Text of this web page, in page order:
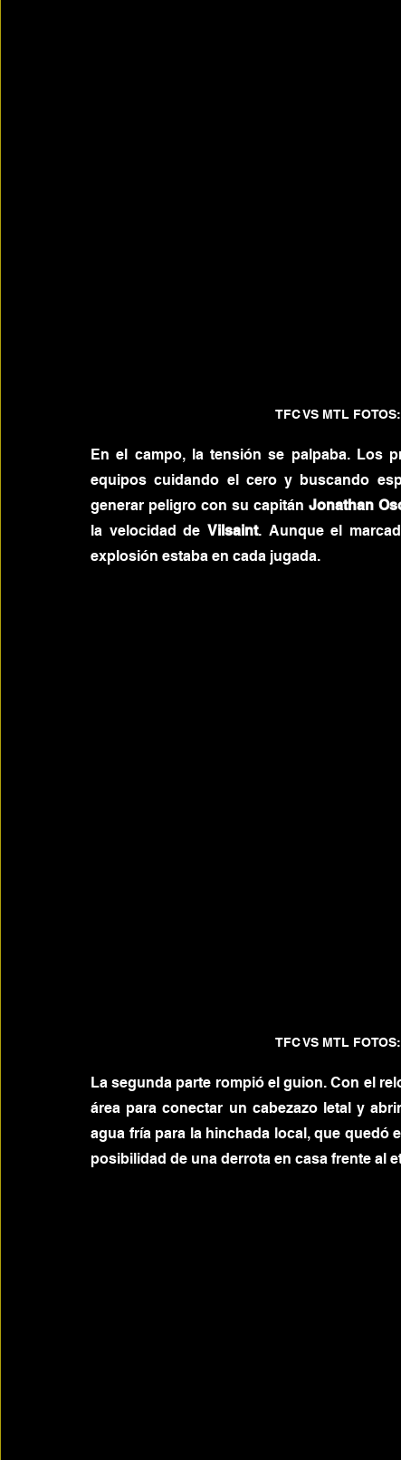
TFC VS MTL
En el campo, la tensión se palpaba. Los
equipos cuidando el cero y buscando
generar peligro con su capitán Jonathan
la velocidad de Vilsaint. Aunque el
explosión estaba en cada jugada.
TFC VS MTL
La segunda parte rompió el guion. Con el
área para conectar un cabezazo letal y
agua fría para la hinchada local, que quedó
posibilidad de una derrota en casa frente al